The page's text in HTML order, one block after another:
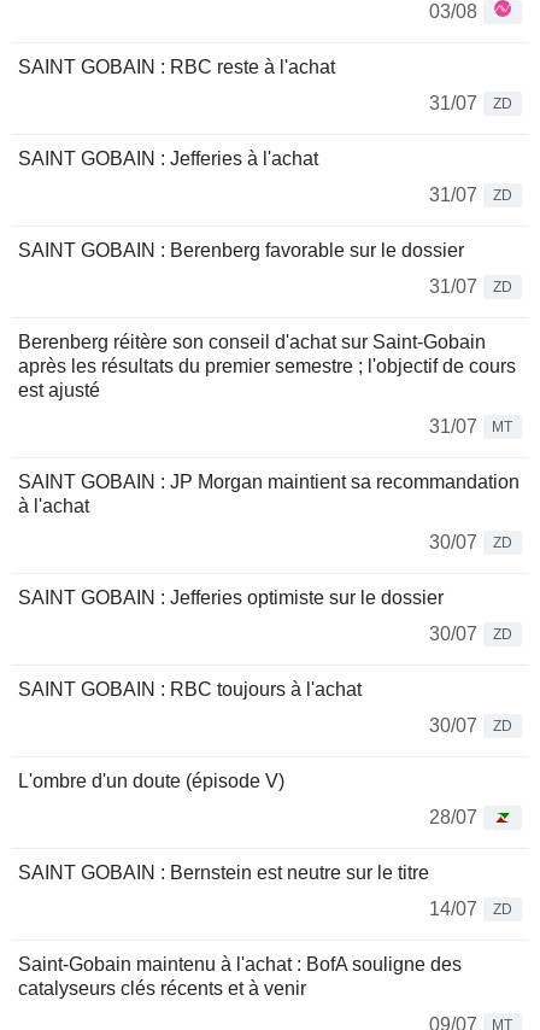
03/08
SAINT GOBAIN : RBC reste à l'achat
31/07
ZD
SAINT GOBAIN : Jefferies à l'achat
31/07
ZD
SAINT GOBAIN : Berenberg favorable sur le dossier
31/07
ZD
Berenberg réitère son conseil d'achat sur Saint-Gobain
après les résultats du premier semestre ; l'objectif de cours
est ajusté
31/07
MT
SAINT GOBAIN : JP Morgan maintient sa recommandation
à l'achat
30/07
ZD
SAINT GOBAIN : Jefferies optimiste sur le dossier
30/07
ZD
SAINT GOBAIN : RBC toujours à l'achat
30/07
ZD
L'ombre d'un doute (épisode V)
28/07
SAINT GOBAIN : Bernstein est neutre sur le titre
14/07
ZD
Saint-Gobain maintenu à l'achat : BofA souligne des
catalyseurs clés récents et à venir
09/07
MT